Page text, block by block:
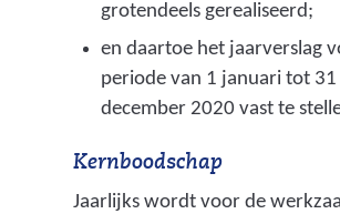
grotendeels gerealiseerd;
en daartoe het jaarverslag
periode van 1 januari tot 31
december 2020 vast te
Kernboodschap
Jaarlijks wordt voor de